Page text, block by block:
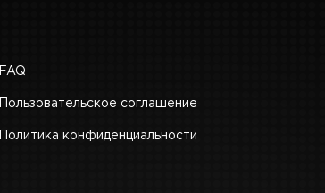
FAQ
Пользовательское соглашение
Политика конфиденциальности